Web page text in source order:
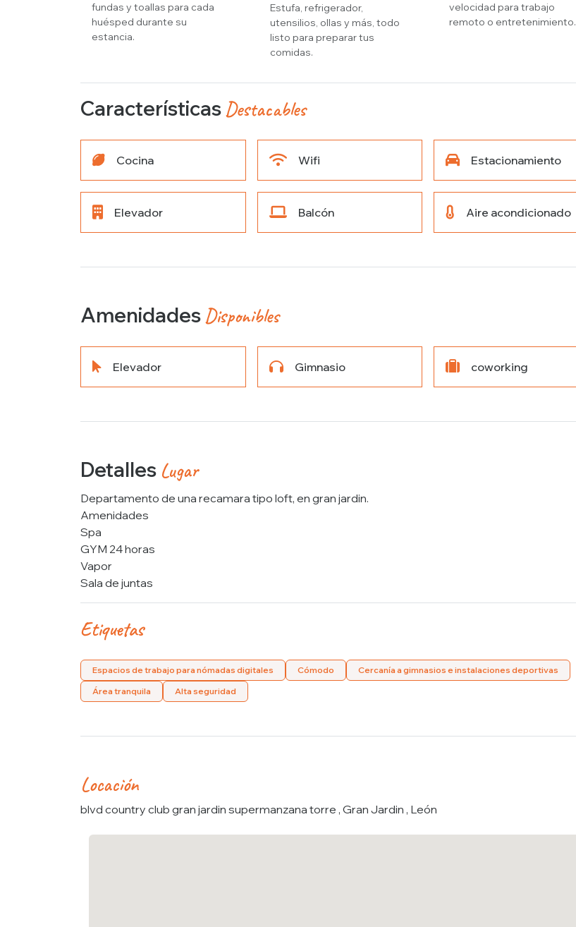
fundas y toallas para cada
huésped durante su
estancia.
Estufa, refrigerador,
utensilios, ollas y más, todo
listo para preparar tus
comidas.
velocidad para trabajo
remoto o entretenimiento.
CaracterísticasDestacables
Cocina Wifi Estacionamiento
Elevador Balcón Aire acondicionado
AmenidadesDisponibles
Elevador Gimnasio coworking
Detalles Lugar
Departamento de una recamara tipo loft, en gran jardin.
Amenidades
Spa
GYM 24 horas
Vapor
Sala de juntas
Etiquetas
Espacios de trabajo para nómadas digitales Cómodo
Cercanía a gimnasios e instalaciones deportivas
Área tranquila
Alta seguridad
Locación
blvd country club gran jardin supermanzana torre , Gran Jardin , León